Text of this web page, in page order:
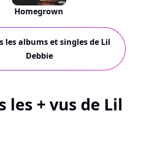
Homegrown
les albums et singles de Lil
Debbie
les + vus de Lil